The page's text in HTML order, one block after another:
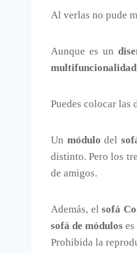
Al verlas no pude
Aunque es un
multifuncionalidad
Puedes colocar las
Un módulo del
distinto. Pero los
de amigos.
Además, el sofá
sofá de módulos
Prohibida la